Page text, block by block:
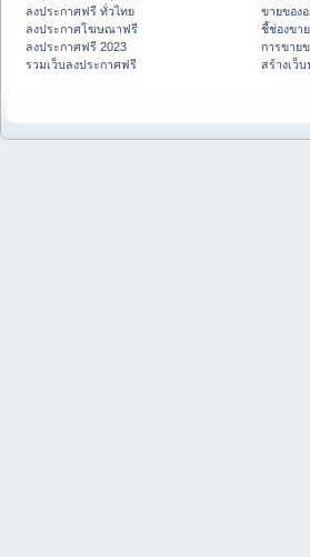
ลงประกาศฟรี ทั่วไทย
ลงประกาศโฆษณาฟรี
ลงประกาศฟรี 2023
รวมเว็บลงประกาศฟรี
ขายของ
ชี้ช่องขา
การขาย
สร้างเว็